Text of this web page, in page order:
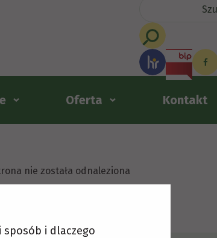
Oferta Kontakt
nie została odnaleziona
sposób i dlaczego